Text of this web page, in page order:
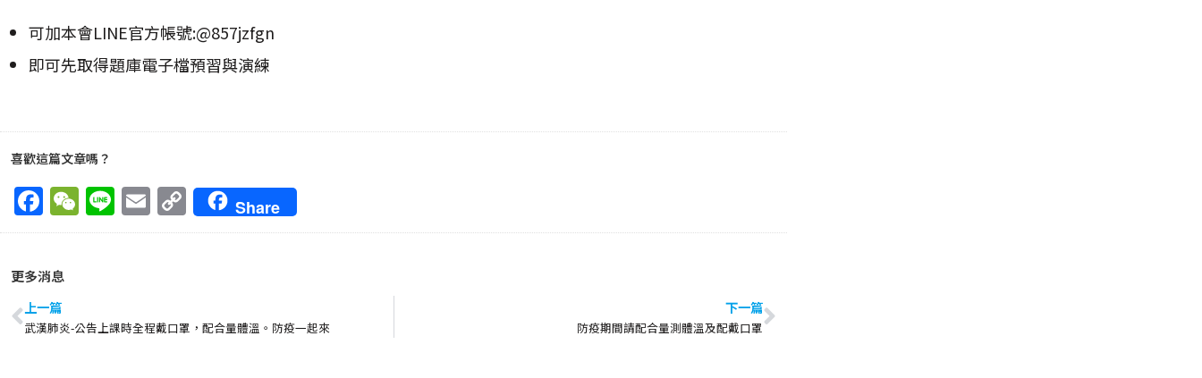
可加本會LINE官方帳號:@857jzfgn
即可先取得題庫電子檔預習與演練
喜歡這篇文章嗎？
F
a
b
o
o
W
e
at
Li
n
E
m
C
o
Li
n
Share
更多消息
上一篇
武漢肺炎-公告上課時全程戴口罩，配合量體溫。防疫一起來
下一篇
防疫期間請配合量測體溫及配戴口罩